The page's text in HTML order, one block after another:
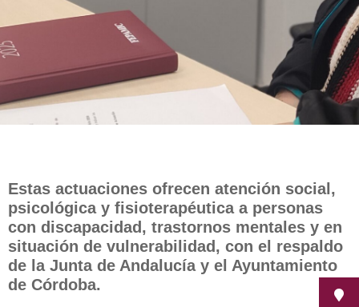
Estas actuaciones ofrecen atención social,
psicológica y fisioterapéutica a personas
con discapacidad, trastornos mentales y en
situación de vulnerabilidad, con el respaldo
de la Junta de Andalucía y el Ayuntamiento
de Córdoba.